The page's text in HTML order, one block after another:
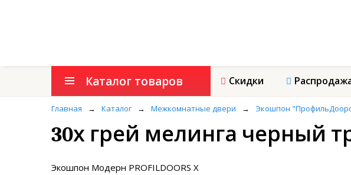
Каталог товаров Скидки
Главная → Каталог → Межкомнатные двери → Экошпон
30х грей мелинга черный
Экошпон Модерн PROFILDOORS X